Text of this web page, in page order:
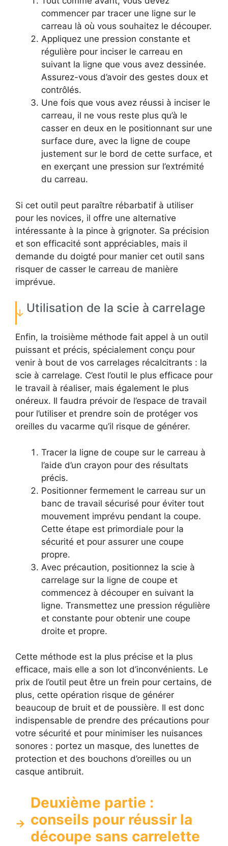
commencer par tracer une ligne sur le
carreau là où vous souhaitez le découper.
Appliquez une pression constante et
régulière pour inciser le carreau en
suivant la ligne que vous avez dessinée.
Assurez-vous d’avoir des gestes doux et
contrôlés.
Une fois que vous avez réussi à inciser le
carreau, il ne vous reste plus qu’à le
casser en deux en le positionnant sur une
surface dure, avec la ligne de coupe
justement sur le bord de cette surface, et
en exerçant une pression sur l’extrémité
du carreau.
Si cet outil peut paraître rébarbatif à utiliser
pour les novices, il offre une alternative
intéressante à la pince à grignoter. Sa précision
et son efficacité sont appréciables, mais il
demande du doigté pour manier cet outil sans
risquer de casser le carreau de manière
imprévue.
Utilisation de la scie à carrelage
Enfin, la troisième méthode fait appel à un outil
puissant et précis, spécialement conçu pour
venir à bout de vos carrelages récalcitrants : la
scie à carrelage. C’est l’outil le plus efficace pour
le travail à réaliser, mais également le plus
onéreux. Il faudra prévoir de l’espace de travail
pour l’utiliser et prendre soin de protéger vos
oreilles du vacarme qu’il risque de générer.
Tracer la ligne de coupe sur le carreau à
l’aide d’un crayon pour des résultats
précis.
Positionner fermement le carreau sur un
banc de travail sécurisé pour éviter tout
mouvement imprévu pendant la coupe.
Cette étape est primordiale pour la
sécurité et pour assurer une coupe
propre.
Avec précaution, positionnez la scie à
carrelage sur la ligne de coupe et
commencez à découper en suivant la
ligne. Transmettez une pression régulière
et constante pour obtenir une coupe
droite et propre.
Cette méthode est la plus précise et la plus
efficace, mais elle a son lot d’inconvénients. Le
prix de l’outil peut être un frein pour certains, de
plus, cette opération risque de générer
beaucoup de bruit et de poussière. Il est donc
indispensable de prendre des précautions pour
votre sécurité et pour minimiser les nuisances
sonores : portez un masque, des lunettes de
protection et des bouchons d’oreilles ou un
casque antibruit.
Deuxième partie :
conseils pour réussir la
découpe sans carrelette